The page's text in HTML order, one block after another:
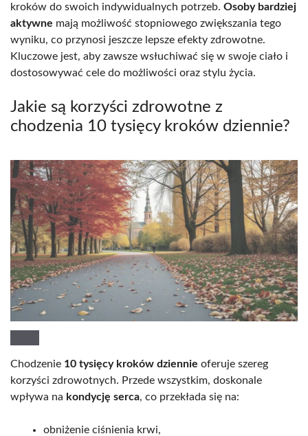
kroków do swoich indywidualnych potrzeb. Osoby bardziej
aktywne mają możliwość stopniowego zwiększania tego
wyniku, co przynosi jeszcze lepsze efekty zdrowotne.
Kluczowe jest, aby zawsze wsłuchiwać się w swoje ciało i
dostosowywać cele do możliwości oraz stylu życia.
Jakie są korzyści zdrowotne z
chodzenia 10 tysięcy kroków dziennie?
Chodzenie 10 tysięcy kroków dziennie oferuje szereg
korzyści zdrowotnych. Przede wszystkim, doskonale
wpływa na kondycję serca, co przekłada się na:
obniżenie ciśnienia krwi,